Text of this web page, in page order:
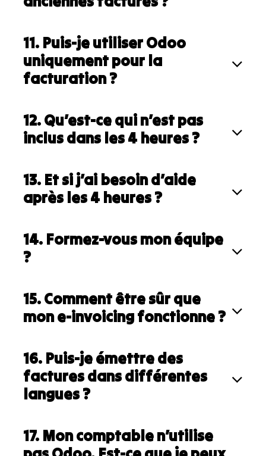
11. Puis-je utiliser Odoo
uniquement pour la
facturation ?
12. Qu’est-ce qui n’est pas
inclus dans les 4 heures ?
13. Et si j’ai besoin d’aide
après les 4 heures ?
14. Formez-vous mon équipe
?
15. Comment être sûr que
mon e-invoicing fonctionne ?
16. Puis-je émettre des
factures dans différentes
langues ?
17. Mon comptable n’utilise